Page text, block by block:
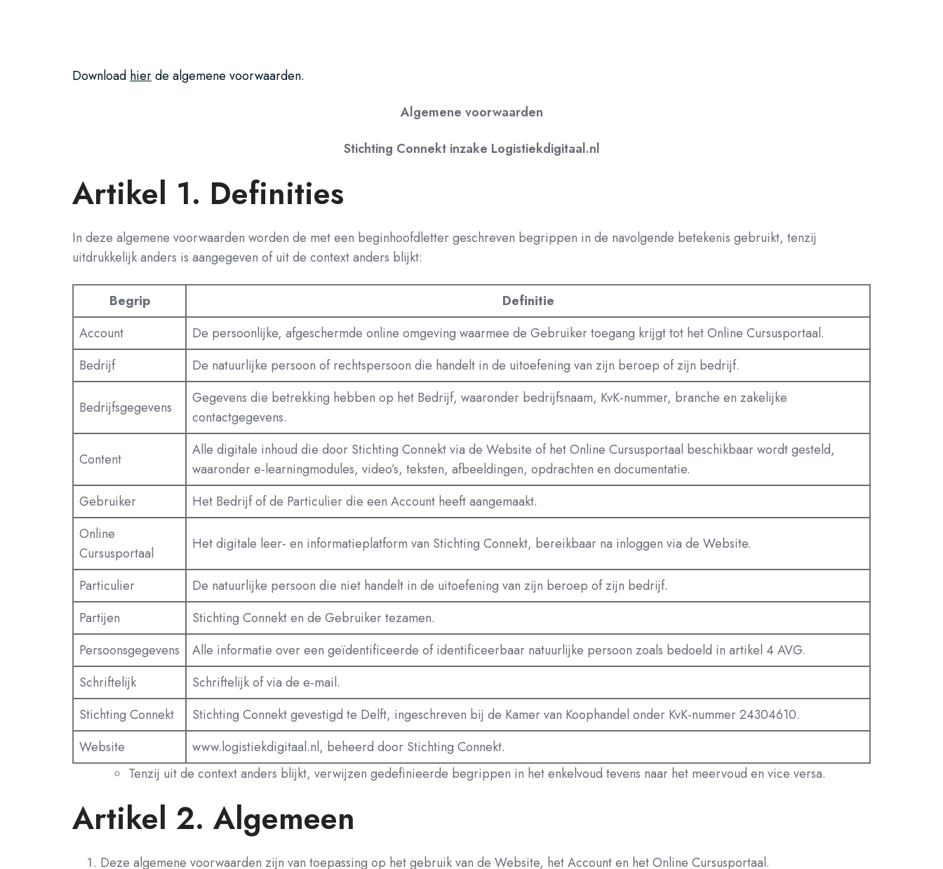
Download hierde algemene voorwaarden.
Algemene voorwaarden
Stichting Connekt inzake Logistiekdigitaal.nl
Artikel 1. Definities
In deze algemene voorwaarden worden de met een beginhoofdletter geschreven begrippen in de navolgende betekenis gebruikt, tenzij
uitdrukkelijk anders is aangegeven of uit de context anders blijkt:
Begrip
Definitie
Account
De persoonlijke, afgeschermde online omgeving waarmee de Gebruiker toegang krijgt tot het Online Cursusportaal.
Bedrijf
De natuurlijke persoon of rechtspersoon die handelt in de uitoefening van zijn beroep of zijn bedrijf.
Bedrijfsgegevens
Gegevens die betrekking hebben op het Bedrijf, waaronder bedrijfsnaam, KvK-nummer, branche en zakelijke
contactgegevens.
Content
Alle digitale inhoud die door Stichting Connekt via de Website of het Online Cursusportaal beschikbaar wordt gesteld,
waaronder e-learningmodules, video’s, teksten, afbeeldingen, opdrachten en documentatie.
Gebruiker
Het Bedrijf of de Particulier die een Account heeft aangemaakt.
Online
Cursusportaal
Het digitale leer- en informatieplatform van Stichting Connekt, bereikbaar na inloggen via de Website.
Particulier
De natuurlijke persoon die niet handelt in de uitoefening van zijn beroep of zijn bedrijf.
Partijen
Stichting Connekt en de Gebruiker tezamen.
Persoonsgegevens
Alle informatie over een geïdentificeerde of identificeerbaar natuurlijke persoon zoals bedoeld in artikel 4 AVG.
Schriftelijk
Schriftelijk of via de e-mail.
Stichting Connekt
Stichting Connekt gevestigd te Delft, ingeschreven bij de Kamer van Koophandel onder KvK-nummer 24304610.
Website
www.logistiekdigitaal.nl, beheerd door Stichting Connekt.
Tenzij uit de context anders blijkt, verwijzen gedefinieerde begrippen in het enkelvoud tevens naar het meervoud en vice versa.
Artikel 2. Algemeen
Deze algemene voorwaarden zijn van toepassing op het gebruik van de Website, het Account en het Online Cursusportaal.